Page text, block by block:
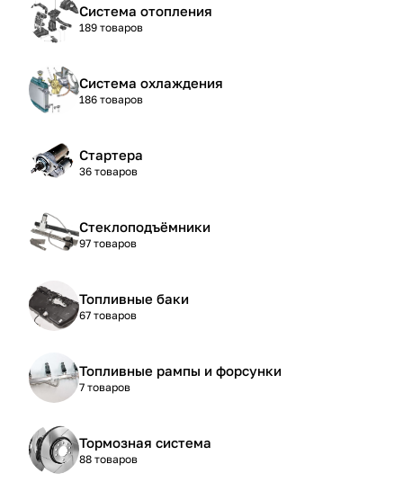
Система отопления
189 товаров
Система охлаждения
186 товаров
Стартера
36 товаров
Стеклоподъёмники
97 товаров
Топливные баки
67 товаров
Топливные рампы и форсунки
7 товаров
Тормозная система
88 товаров